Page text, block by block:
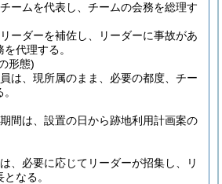
ームを代表し、チームの会務を総理す
ーダーを補佐し、リーダーに事故があ
代理する。
形態)
は、現所属のまま、必要の都度、チー
間は、設置の日から跡地利用計画案の
、必要に応じてリーダーが招集し、リ
なる。